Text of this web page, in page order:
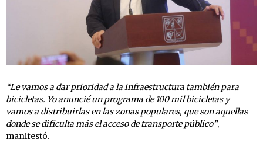
“Le vamos a dar prioridad a la infraestructura también para
bicicletas. Yo anuncié un programa de 100 mil bicicletas y
vamos a distribuirlas en las zonas populares, que son aquellas
donde se dificulta más el acceso de transporte público”,
manifestó.